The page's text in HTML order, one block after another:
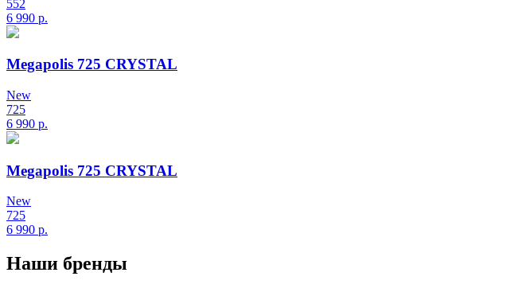
552
6 990 р.
Megapolis 725 CRYSTAL
New
725
6 990 р.
Megapolis 725 CRYSTAL
New
725
6 990 р.
Наши бренды